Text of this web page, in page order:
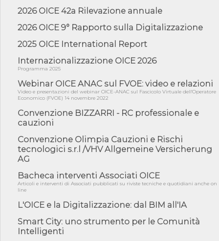
amminist...
05/08/26 - Anac: pubblicata la Relazione illustrativa al Bando tipo
2 s...
05/08/26 - SAVE THE DATE: Assemblea Pubblica Confindustria
Professioni ...
05/08/26 - Successo OICE per il bando della Città metropolitana
di Reg...
Campa...
04/08/26 - DL PA: previste cancellazioni da elenchi professionisti
04/08/26 - International Sustainable Buildings Competition -
COP31, An...
impugnar...
04/08/26 - Rapporto Anac corruzione 2020-2026: procedimenti
04/08/26 - CdS: partecipazione alla gara non equivale ad
acquiescenza r...
04/08/26 - DL Infrastrutture approvato alla Camera, passa ora al
2026 OICE 42a Rilevazione annuale
2026 OICE 9° Rapporto sulla Digitalizzazione
2025 OICE International Report
Internazionalizzazione OICE 2026
Programma 2025
Webinar OICE ANAC sul FVOE: video e relazioni
Video e presentazioni del webinar OICE-ANAC sul Fascicolo Virtuale dell'Operatore
Economico (FVOE) 14 novembre 2022
Convenzione BIZZARRI - RC professionale e
cauzioni
Convenzione Olimpia Cauzioni e Rischi
tecnologici s.r.l /VHV Allgemeine Versicherung
AG
Bacheca interventi Associati OICE
Articoli e interventi di Associati pubblicati su riviste tecniche e quotidiani anche on
line
L'OICE e la Digitalizzazione: dal BIM all'IA
Smart City: uno strumento per le Comunità
Intelligenti